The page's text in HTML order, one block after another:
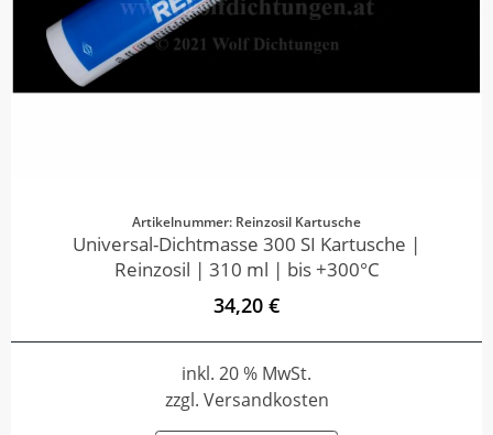
Artikelnummer: Reinzosil Kartusche
Universal-Dichtmasse 300 SI Kartusche |
Reinzosil | 310 ml | bis +300°C
34,20 €
inkl. 20 % MwSt.
zzgl. Versandkosten